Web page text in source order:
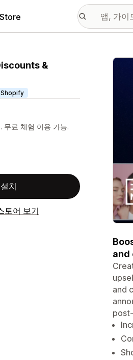
&
무료 체험 이용 가능.
설치
토어 보기
추천
and
and